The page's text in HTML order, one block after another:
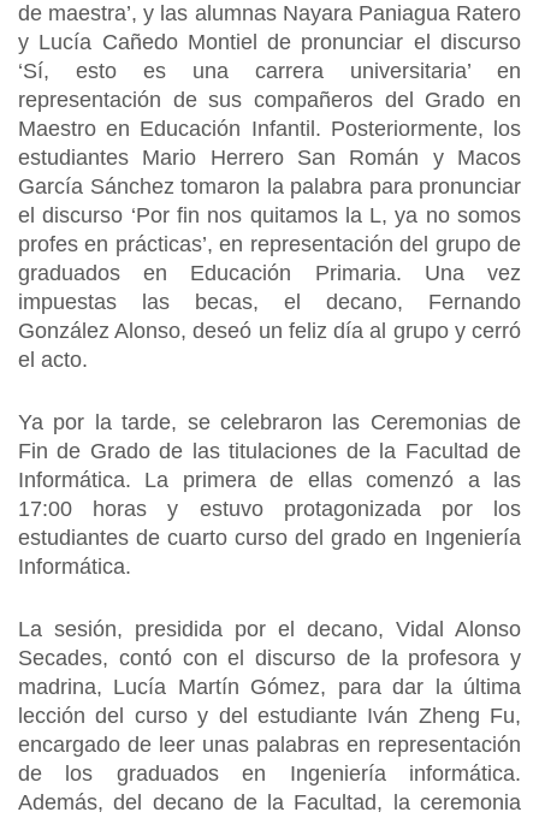
de maestra’, y las alumnas Nayara Paniagua Ratero
y Lucía Cañedo Montiel de pronunciar el discurso
‘Sí, esto es una carrera universitaria’ en
representación de sus compañeros del Grado en
Maestro en Educación Infantil. Posteriormente, los
estudiantes Mario Herrero San Román y Macos
García Sánchez tomaron la palabra para pronunciar
el discurso ‘Por fin nos quitamos la L, ya no somos
profes en prácticas’, en representación del grupo de
graduados en Educación Primaria. Una vez
impuestas las becas, el decano, Fernando
González Alonso, deseó un feliz día al grupo y cerró
el acto.
Ya por la tarde, se celebraron las Ceremonias de
Fin de Grado de las titulaciones de la Facultad de
Informática. La primera de ellas comenzó a las
17:00 horas y estuvo protagonizada por los
estudiantes de cuarto curso del grado en Ingeniería
Informática.
La sesión, presidida por el decano, Vidal Alonso
Secades, contó con el discurso de la profesora y
madrina, Lucía Martín Gómez, para dar la última
lección del curso y del estudiante Iván Zheng Fu,
encargado de leer unas palabras en representación
de los graduados en Ingeniería informática.
Además, del decano de la Facultad, la ceremonia